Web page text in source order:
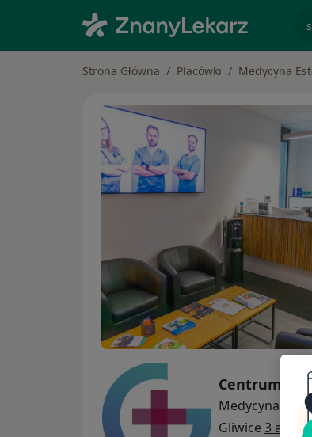
Strona Główna Placówki Medycyna
Centrum
Medycyna
Gliwice 3